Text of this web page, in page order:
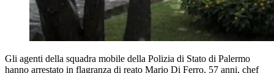
Gli agenti della squadra mobile della Polizia di Stato di Palermo
hanno arrestato in flagranza di reato Mario Di Ferro, 57 anni, chef